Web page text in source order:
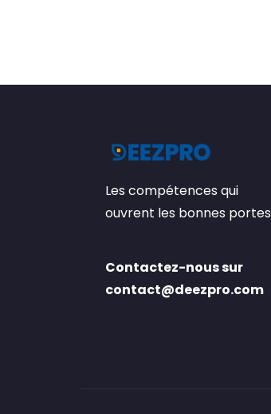
Les compétences qui
ouvrent les bonnes portes
Contactez-nous sur
contact@deezpro.com